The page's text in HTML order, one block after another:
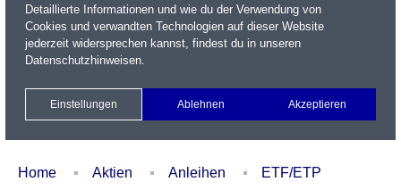
Name / WKN / ISIN / Kürzel
Xetra Realtime
Watchlist Portfolio Login
Home Aktien Anleihen
ETF/ETP
Detaillierte Informationen und wie du der Verwendung von
Cookies und verwandten Technologien auf dieser Website
jederzeit widersprechen kannst, findest du in unseren
Datenschutzhinweisen.
Einstellungen Ablehnen Akzeptieren